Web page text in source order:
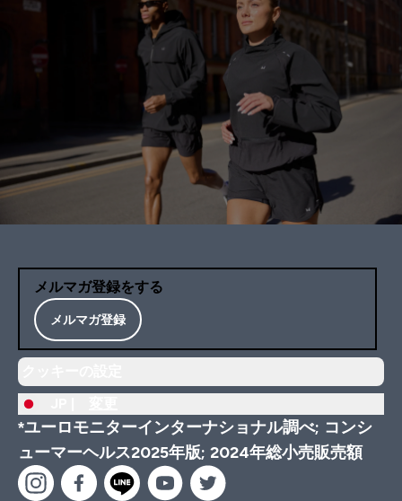
メルマガ登録をする
メルマガ登録
*ユーロモニターインターナショナル調べ; コンシ
ューマーヘルス2025年版; 2024年総小売販売額